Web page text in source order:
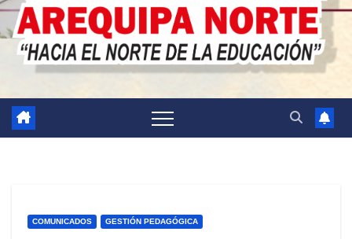
COMUNICADOS GESTIÓN PEDAGÓGICA